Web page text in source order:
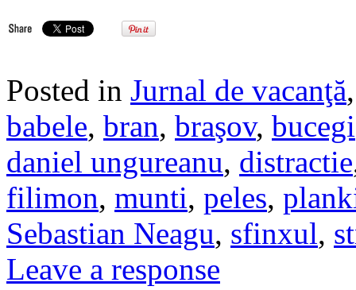
Posted in Jurnal de vacanţă
babele, bran, braşov, bucegi
daniel ungureanu, distractie
filimon, munti, peles,
Sebastian Neagu, sfinxul,
Leave a response